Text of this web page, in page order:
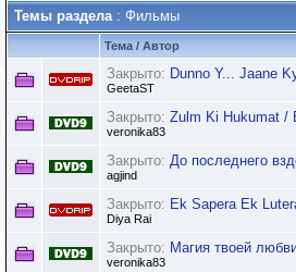
Темы раздела: Фильмы
Тема / Автор
Закрыто: Dunno Y... Jaane
GeetaST
Закрыто: Zulm Ki Hukumat /
veronika83
Закрыто: До последнего
agjind
Закрыто: Ek Sapera Ek
Diya Rai
Закрыто: Магия твоей
veronika83